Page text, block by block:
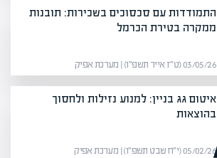
התמודדות עם סכסוכים בשכירות: תובנות
ממקרה בטירת הכרמל
03/05/26 (ט״ז אייר תשפ״ו) | מערכת אפיק
איטום גג בניין: למנוע נזילות ולחסוך
בהוצאות
05/02/26 (י״ח שבט תשפ״ו) | מערכת אפיק